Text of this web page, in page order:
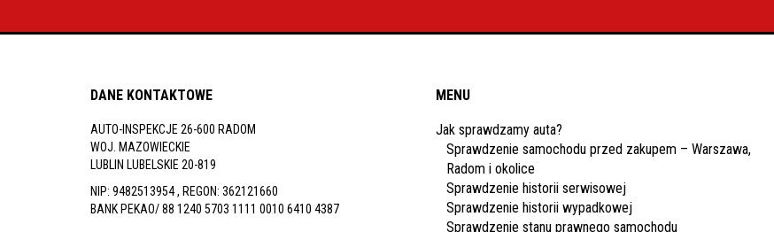
DANE KONTAKTOWE
AUTO-INSPEKCJE 26-600 RADOM
WOJ. MAZOWIECKIE
LUBLIN LUBELSKIE 20-819
NIP: 9482513954 , REGON: 362121660
BANK PEKAO/ 88 1240 5703 1111 0010 6410 4387
MENU
Jak sprawdzamy auta?
Sprawdzenie samochodu przed zakupem – Warszawa,
Radom i okolice
Sprawdzenie historii serwisowej
Sprawdzenie historii wypadkowej
Sprawdzenie stanu prawnego samochodu